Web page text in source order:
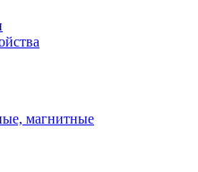
магнитные